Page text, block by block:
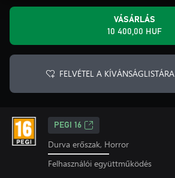
VÁSÁRLÁS
10 400,00 HUF
FELVÉTEL A KÍVÁNSÁGLISTÁRA
PEGI 16
Durva erőszak, Horror
Felhasználói együttműködés